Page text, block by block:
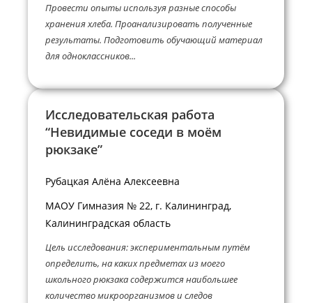
Провести опыты используя разные способы
хранения хлеба. Проанализировать полученные
результаты. Подготовить обучающий материал
для одноклассников...
Исследовательская работа
“Невидимые соседи в моём
рюкзаке”
Рубацкая Алёна Алексеевна
МАОУ Гимназия № 22, г. Калининград,
Калининградская область
Цель исследования: экспериментальным путём
определить, на каких предметах из моего
школьного рюкзака содержится наибольшее
количество микроорганизмов и следов